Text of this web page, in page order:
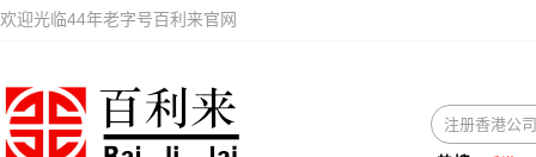
欢迎光临44年老字号百利来官网